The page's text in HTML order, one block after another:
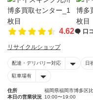
4.62 口
リサイクルショップ
配達・デリバリー対応 日
駐車場有
住所
福岡県福岡市博多区
本日の営業状況 10:00〜19:00